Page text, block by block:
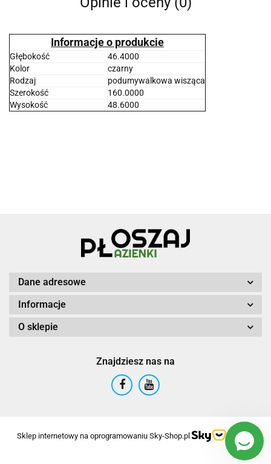
Informacje o produkcie
Głębokość
46.4000
Kolor
czarny
Rodzaj
podumywalkowa wisząca
Szerokość
160.0000
Wysokość
48.6000
Dane adresowe
Informacje
O sklepie
Znajdziesz nas na
Sklep internetowy na oprogramowaniu Sky-Shop.pl